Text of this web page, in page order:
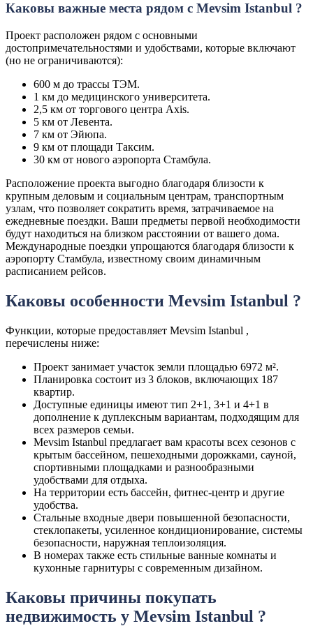
Каковы важные места рядом с Mevsim Istanbul ?
Проект расположен рядом с основными
достопримечательностями и удобствами, которые включают
(но не ограничиваются):
600 м до трассы ТЭМ.
1 км до медицинского университета.
2,5 км от торгового центра Axis.
5 км от Левента.
7 км от Эйюпа.
9 км от площади Таксим.
30 км от нового аэропорта Стамбула.
Расположение проекта выгодно благодаря близости к
крупным деловым и социальным центрам, транспортным
узлам, что позволяет сократить время, затрачиваемое на
ежедневные поездки. Ваши предметы первой необходимости
будут находиться на близком расстоянии от вашего дома.
Международные поездки упрощаются благодаря близости к
аэропорту Стамбула, известному своим динамичным
расписанием рейсов.
Каковы особенности Mevsim Istanbul ?
Функции, которые предоставляет Mevsim Istanbul ,
перечислены ниже:
Проект занимает участок земли площадью 6972 м².
Планировка состоит из 3 блоков, включающих 187
квартир.
Доступные единицы имеют тип 2+1, 3+1 и 4+1 в
дополнение к дуплексным вариантам, подходящим для
всех размеров семьи.
Mevsim Istanbul предлагает вам красоты всех сезонов с
крытым бассейном, пешеходными дорожками, сауной,
спортивными площадками и разнообразными
удобствами для отдыха.
На территории есть бассейн, фитнес-центр и другие
удобства.
Стальные входные двери повышенной безопасности,
стеклопакеты, усиленное кондиционирование, системы
безопасности, наружная теплоизоляция.
В номерах также есть стильные ванные комнаты и
кухонные гарнитуры с современным дизайном.
Каковы причины покупать
недвижимость у Mevsim Istanbul ?